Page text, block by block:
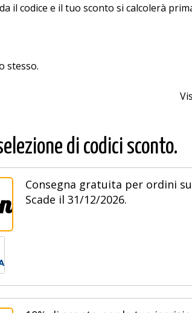
il codice e il tuo sconto si calcolerà
stesso.
di codici sconto.
Consegna gratuita per ordini
Scade il 31/12/2026.